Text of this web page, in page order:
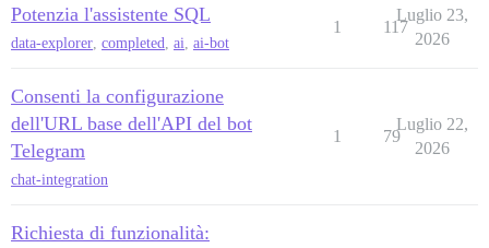
Potenzia l'assistente SQL
data-explorer, completed, ai, ai-bot
1 117
Luglio 23,
2026
Consenti la configurazione
dell'URL base dell'API del bot
Telegram
chat-integration
1 79
Luglio 22,
2026
Richiesta di funzionalità: